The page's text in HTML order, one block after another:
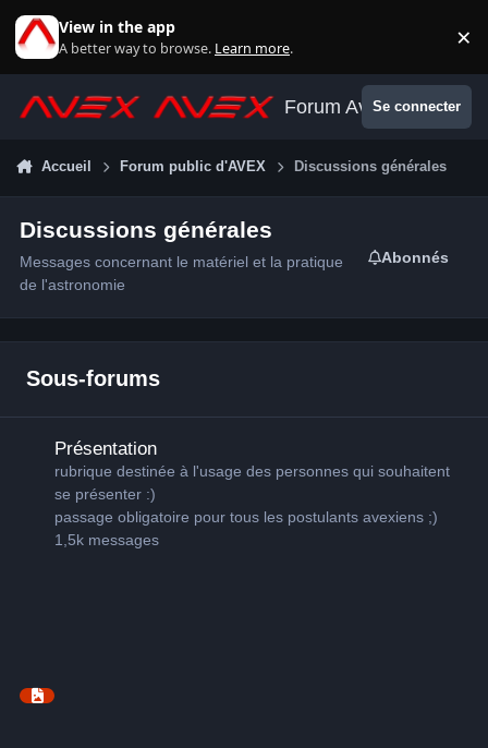
View in the app
A better way to browse. Learn more. ×
Forum AvexSe connecter
Accueil Forum public d'AVEX Discussions générales
Discussions générales
Messages concernant le matériel et la pratique
de l'astronomie
Abonnés
Sous-forums
Présentation
rubrique destinée à l'usage des personnes qui souhaitent
se présenter :)
passage obligatoire pour tous les postulants avexiens ;)
1,5k messages